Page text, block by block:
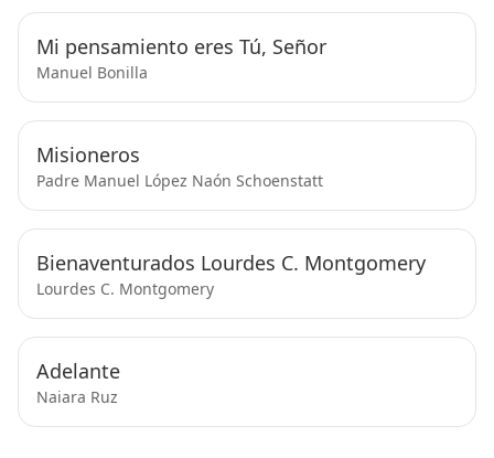
Mi pensamiento eres Tú, Señor
Manuel Bonilla
Misioneros
Padre Manuel López Naón Schoenstatt
Bienaventurados Lourdes C. Montgomery
Lourdes C. Montgomery
Adelante
Naiara Ruz